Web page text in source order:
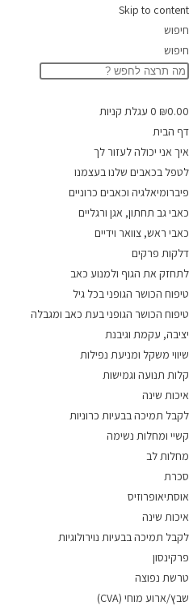
Skip to content
חיפוש
חיפוש
₪0.00
0 עגלת קניות
דף הבית
איך אני יכולה לעזור לך
לטפל בכאבים שלנו בעצמנו
פיברומיאלגיה וכאבים כרוניים
כאבי גב תחתון, אגן ורגליים
כאבי ראש, צוואר וידיים
דלקות פרקים
לתחזק את הגוף ולמנוע כאב
טיפוח הכושר הגופני בכל גיל
טיפוח הכושר הגופני בעת כאב ומגבלה
יציבה, עקמת וגיבנת
שיווי משקל ומניעת נפילות
קלות תנועה וגמישות
איכות שינה
לקבל תמיכה בבעיות כרוניות
קשיי ומחלות נשימה
מחלות לב
סכרת
אוסתיאופרוזיס
איכות שינה
לקבל תמיכה בבעיות נוירולוגיות
פרקינסון
טרשת נפוצה
שבץ/ארוע מוחי (CVA)